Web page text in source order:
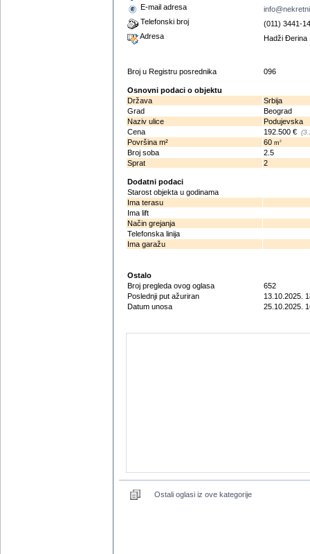
E-mail adresa
Telefonski broj
(011) 3441-
Adresa
Hadži Đerina
Broj u Registru posrednika 096
Osnovni podaci o objektu
Država
Srbija
Grad
Beograd
Naziv ulice
Podujevska
Cena
192.500 €
Površina m² 60 m2
Broj soba
2.5
Sprat
2
Dodatni podaci
Starost objekta u godinama
Ima terasu
Ima lift
Način grejanja
Telefonska linija
Ima garažu
Ostalo
Broj pregleda ovog oglasa
652
Poslednji put ažuriran
13.10.2025.
Datum unosa
25.10.2025.
Ostali oglasi iz ove kategorije